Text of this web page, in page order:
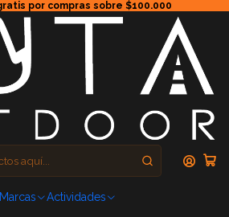
por compras sobre $100.000
Marcas Actividades